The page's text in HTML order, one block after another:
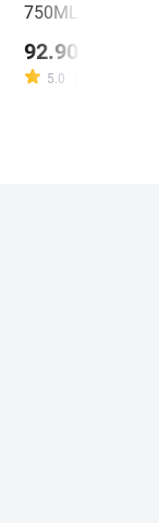
750ML
92.900 ₫
5.0